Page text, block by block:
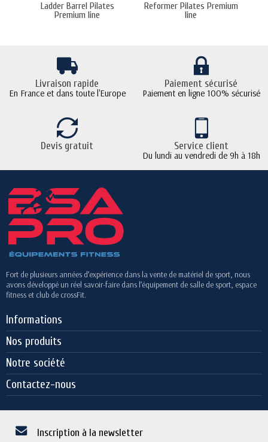
Ladder Barrel Pilates
Premium line
Reformer Pilates Premium
line
Livraison rapide
En France et dans toute l'Europe
Paiement sécurisé
Paiement en ligne 100% sécurisé
Devis gratuit Service client
Du lundi au vendredi de 9h à 18h
Fort de plusieurs années d’expérience dans la vente de matériel de sport, nous
avons développé un réel savoir-faire dans l’équipement de salle de sport, espace
fitness et club de crossFit.
Informations
Nos produits
Notre société
Contactez-nous
Inscription à la newsletter